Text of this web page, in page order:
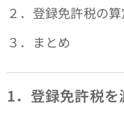
２．登録免許税の
３．まとめ
1．登録免許税